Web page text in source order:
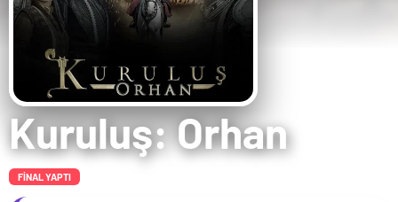
Kuruluş: Orhan
FİNAL YAPTI